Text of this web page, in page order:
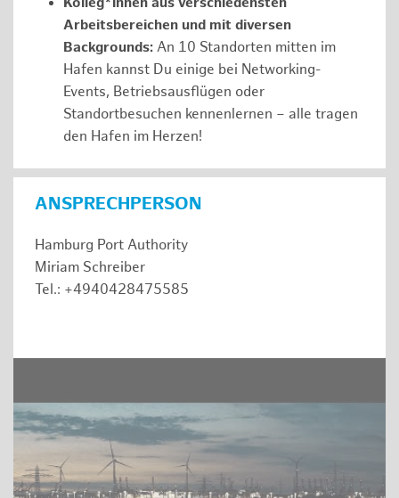
Arbeitsbereichen und mit diversen
Backgrounds: An 10 Standorten mitten im
Hafen kannst Du einige bei Networking-
Events, Betriebsausflügen oder
Standortbesuchen kennenlernen – alle tragen
den Hafen im Herzen!
ANSPRECHPERSON
Hamburg Port Authority
Miriam Schreiber
Tel.: +4940428475585